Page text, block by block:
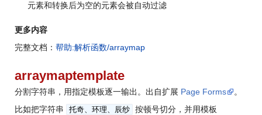
元素和转换后为空的元素会被自动过滤
更多内容
完整文档： 帮助:解析函数/arraymap
arraymaptemplate
分割字符串，用指定模板逐一输出。出自扩展 Page Forms
。
比如把字符串
托奇、环理、辰纱 按顿号切分，并用模板